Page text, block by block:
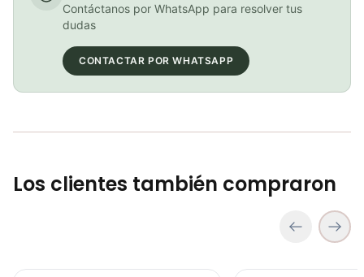
COP 36,900.00
Luz Linterna Delantera Para Bicicleta Casco Recargable Batería 300Lumens
Contáctanos por WhatsApp para resolver tus
dudas
CONTACTAR POR WHATSAPP
Los clientes también compraron